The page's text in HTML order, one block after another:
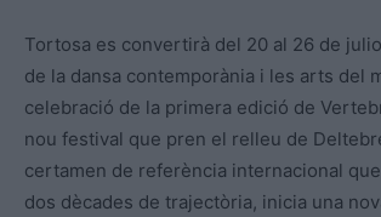
Tortosa es convertirà del 20 al 26 de
de la dansa contemporània i les arts del
celebració de la primera edició de
nou festival que pren el relleu de
certamen de referència internacional
dos dècades de trajectòria, inicia una